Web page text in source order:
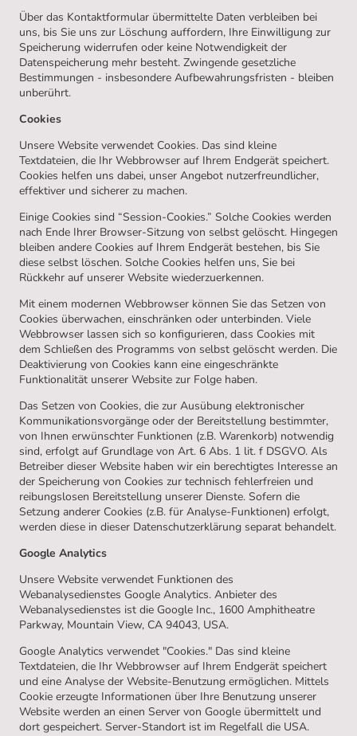
Über das Kontaktformular übermittelte Daten verbleiben bei
uns, bis Sie uns zur Löschung auffordern, Ihre Einwilligung zur
Speicherung widerrufen oder keine Notwendigkeit der
Datenspeicherung mehr besteht. Zwingende gesetzliche
Bestimmungen - insbesondere Aufbewahrungsfristen - bleiben
unberührt.
Cookies
Unsere Website verwendet Cookies. Das sind kleine
Textdateien, die Ihr Webbrowser auf Ihrem Endgerät speichert.
Cookies helfen uns dabei, unser Angebot nutzerfreundlicher,
effektiver und sicherer zu machen.
Einige Cookies sind “Session-Cookies.” Solche Cookies werden
nach Ende Ihrer Browser-Sitzung von selbst gelöscht. Hingegen
bleiben andere Cookies auf Ihrem Endgerät bestehen, bis Sie
diese selbst löschen. Solche Cookies helfen uns, Sie bei
Rückkehr auf unserer Website wiederzuerkennen.
Mit einem modernen Webbrowser können Sie das Setzen von
Cookies überwachen, einschränken oder unterbinden. Viele
Webbrowser lassen sich so konfigurieren, dass Cookies mit
dem Schließen des Programms von selbst gelöscht werden. Die
Deaktivierung von Cookies kann eine eingeschränkte
Funktionalität unserer Website zur Folge haben.
Das Setzen von Cookies, die zur Ausübung elektronischer
Kommunikationsvorgänge oder der Bereitstellung bestimmter,
von Ihnen erwünschter Funktionen (z.B. Warenkorb) notwendig
sind, erfolgt auf Grundlage von Art. 6 Abs. 1 lit. f DSGVO. Als
Betreiber dieser Website haben wir ein berechtigtes Interesse an
der Speicherung von Cookies zur technisch fehlerfreien und
reibungslosen Bereitstellung unserer Dienste. Sofern die
Setzung anderer Cookies (z.B. für Analyse-Funktionen) erfolgt,
werden diese in dieser Datenschutzerklärung separat behandelt.
Google Analytics
Unsere Website verwendet Funktionen des
Webanalysedienstes Google Analytics. Anbieter des
Webanalysedienstes ist die Google Inc., 1600 Amphitheatre
Parkway, Mountain View, CA 94043, USA.
Google Analytics verwendet "Cookies." Das sind kleine
Textdateien, die Ihr Webbrowser auf Ihrem Endgerät speichert
und eine Analyse der Website-Benutzung ermöglichen. Mittels
Cookie erzeugte Informationen über Ihre Benutzung unserer
Website werden an einen Server von Google übermittelt und
dort gespeichert. Server-Standort ist im Regelfall die USA.